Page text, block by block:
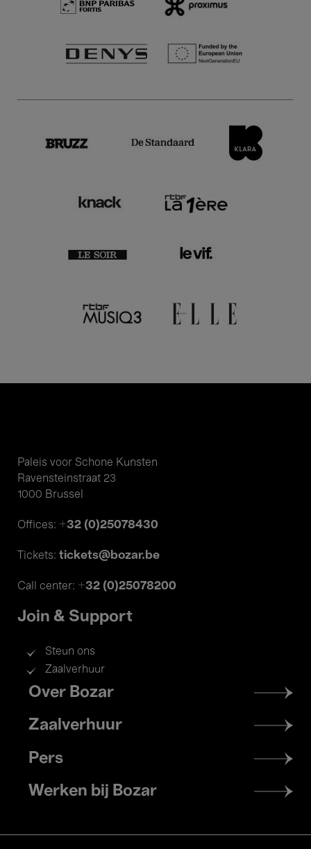
Paleis voor Schone Kunsten
Ravensteinstraat 23
1000 Brussel
Offices: +32 (0)25078430
Tickets: tickets@bozar.be
Call center: +32 (0)25078200
Join & Support
Steun ons
Zaalverhuur
Footer
menu
Over Bozar
Zaalverhuur
Pers
Werken bij Bozar